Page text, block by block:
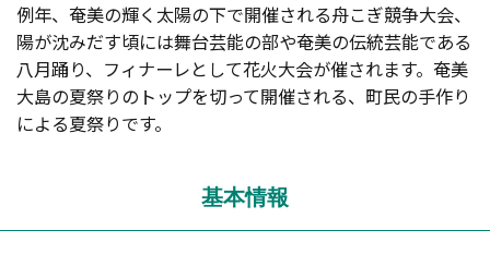
例年、奄美の輝く太陽の下で開催される舟こぎ競争大会、
陽が沈みだす頃には舞台芸能の部や奄美の伝統芸能である
八月踊り、フィナーレとして花火大会が催されます。奄美
大島の夏祭りのトップを切って開催される、町民の手作り
による夏祭りです。
基本情報